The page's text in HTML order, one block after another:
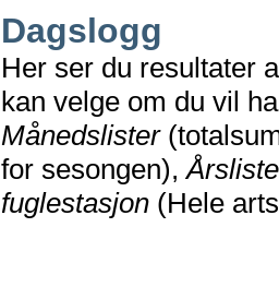
Dagslogg
Her ser du resultater
kan velge om du vil
Månedslister
for sesongen),
fuglestasjon (Hele